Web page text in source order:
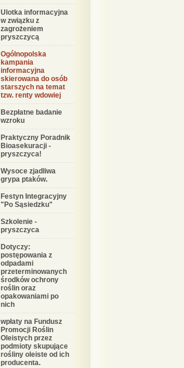
Ulotka informacyjna
w związku z
zagrożeniem
pryszczycą
Ogólnopolska
kampania
informacyjna
skierowana do osób
starszych na temat
tzw. renty wdowiej
Bezpłatne badanie
wzroku
Praktyczny Poradnik
Bioasekuracji -
pryszczyca!
Wysoce zjadliwa
grypa ptaków.
Festyn Integracyjny
"Po Sąsiedzku"
Szkolenie -
pryszczyca
Dotyczy:
postępowania z
odpadami
przeterminowanych
środków ochrony
roślin oraz
opakowaniami po
nich
wpłaty na Fundusz
Promocji Roślin
Oleistych przez
podmioty skupujące
rośliny oleiste od ich
producenta.